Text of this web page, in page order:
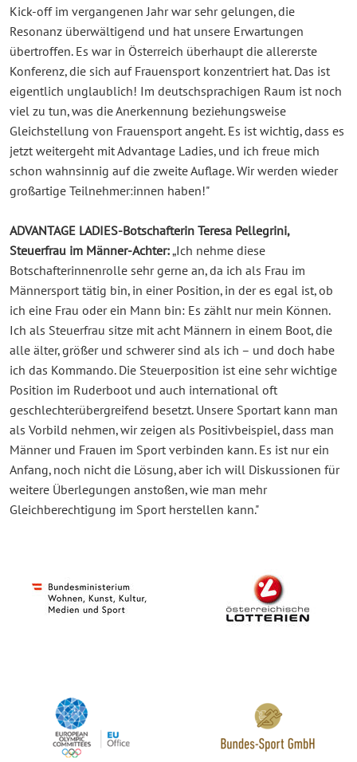
Kick-off im vergangenen Jahr war sehr gelungen, die
Resonanz überwältigend und hat unsere Erwartungen
übertroffen. Es war in Österreich überhaupt die allererste
Konferenz, die sich auf Frauensport konzentriert hat. Das ist
eigentlich unglaublich! Im deutschsprachigen Raum ist noch
viel zu tun, was die Anerkennung beziehungsweise
Gleichstellung von Frauensport angeht. Es ist wichtig, dass es
jetzt weitergeht mit Advantage Ladies, und ich freue mich
schon wahnsinnig auf die zweite Auflage. Wir werden wieder
großartige Teilnehmer:innen haben!"
ADVANTAGE LADIES-Botschafterin Teresa Pellegrini,
Steuerfrau im Männer-Achter:„Ich nehme diese
Botschafterinnenrolle sehr gerne an, da ich als Frau im
Männersport tätig bin, in einer Position, in der es egal ist, ob
ich eine Frau oder ein Mann bin: Es zählt nur mein Können.
Ich als Steuerfrau sitze mit acht Männern in einem Boot, die
alle älter, größer und schwerer sind als ich – und doch habe
ich das Kommando. Die Steuerposition ist eine sehr wichtige
Position im Ruderboot und auch international oft
geschlechterübergreifend besetzt. Unsere Sportart kann man
als Vorbild nehmen, wir zeigen als Positivbeispiel, dass man
Männer und Frauen im Sport verbinden kann. Es ist nur ein
Anfang, noch nicht die Lösung, aber ich will Diskussionen für
weitere Überlegungen anstoßen, wie man mehr
Gleichberechtigung im Sport herstellen kann."